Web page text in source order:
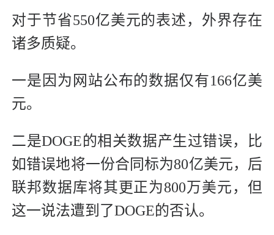
对于节省550亿美元的表述，外界存在
诸多质疑。
一是因为网站公布的数据仅有166亿美
元。
二是DOGE的相关数据产生过错误，比
如错误地将一份合同标为80亿美元，后
联邦数据库将其更正为800万美元，但
这一说法遭到了DOGE的否认。